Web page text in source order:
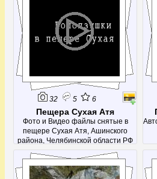
32 5 6
Пещера Сухая Атя
Фото и Видео файлы снятые в
пещере Сухая Атя, Ашинского
района, Челябинской области РФ